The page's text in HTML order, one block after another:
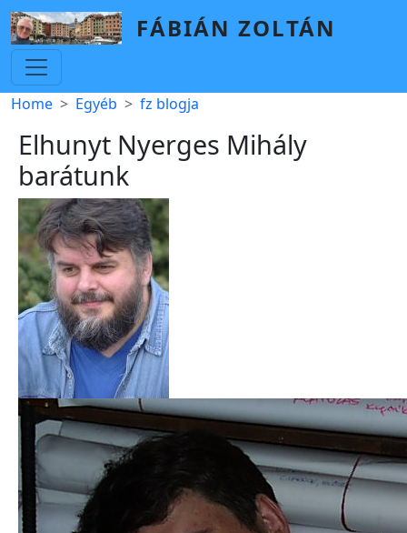
Skip to main content
FÁBIÁN ZOLTÁN
Breadcrumb
Home Egyéb fz blogja
Elhunyt Nyerges Mihály
barátunk